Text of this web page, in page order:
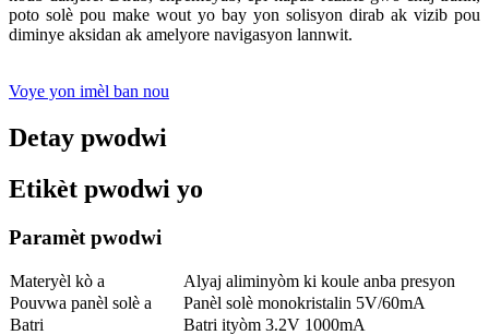
poto solè pou make wout yo bay yon solisyon dirab ak vizib pou
diminye aksidan ak amelyore navigasyon lannwit.
Voye yon imèl ban nou
Detay pwodwi
Etikèt pwodwi yo
Paramèt pwodwi
Materyèl kò a
Alyaj aliminyòm ki koule anba presyon
Pouvwa panèl solè a
Panèl solè monokristalin 5V/60mA
Batri
Batri ityòm 3.2V 1000mA